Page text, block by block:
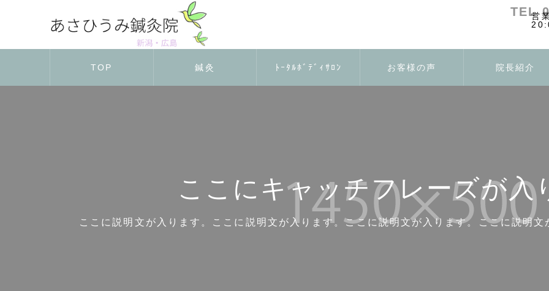
TEL
TOP 鍼灸 ﾄｰﾀﾙﾎﾞﾃﾞｨｻﾛﾝ お客様の声 院長紹介
ここにキャッチフレーズが入
ここに説明文が入ります。ここに説明文が入ります。ここに説明文が入ります。ここに説明文